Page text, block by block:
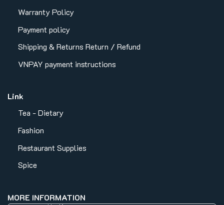
Warranty Policy
Payment policy
Shipping & Returns Return / Refund
VNPAY payment instructions
Link
Tea - Dietary
Fashion
Restaurant Supplies
Spice
MORE INFORMATION